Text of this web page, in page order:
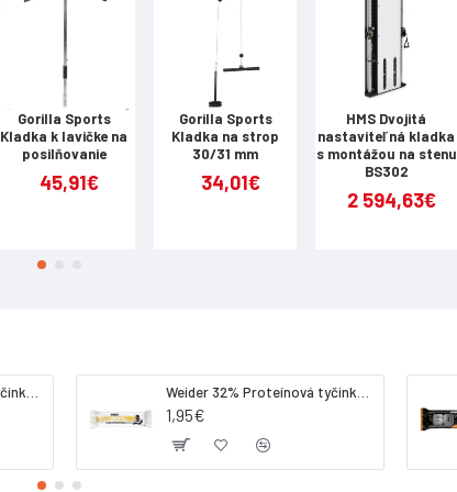
Gorilla Sports
Kladka k lavičke na
posilňovanie
45,91€
Gorilla Sports
Kladka na strop
30/31 mm
34,01€
HMS Dvojitá
nastaviteľná kladka
s montážou na stenu
BS302
2 594,63€
1,95€